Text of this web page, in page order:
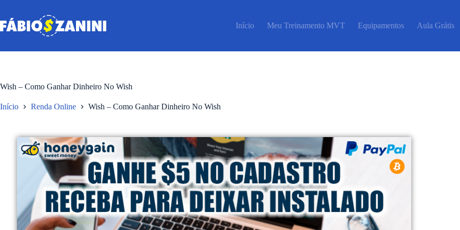
Início Meu Treinamento MVT Equipamentos Aula Grátis
Wish – Como Ganhar Dinheiro No Wish
Início Renda Online Wish – Como Ganhar Dinheiro No Wish